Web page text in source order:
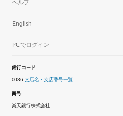
ヘルプ
English
PCでログイン
銀行コード
0036 支店名・支店番号一覧
商号
楽天銀行株式会社